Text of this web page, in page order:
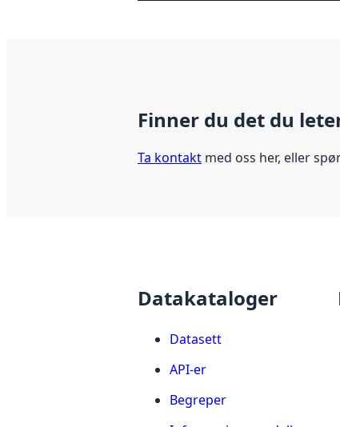
Finner du det du
Ta kontakt med oss her, eller
Datakataloger
Datasett
API-er
Begreper